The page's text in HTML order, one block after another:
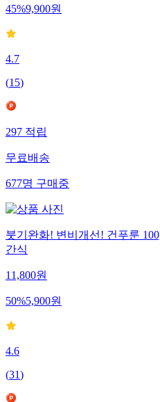
45%9,900원
4.7
(15)
297 적립
무료배송
677명 구매중
붓기완화! 변비개선! 건푸룬
간식
11,800원
50%5,900원
4.6
(31)